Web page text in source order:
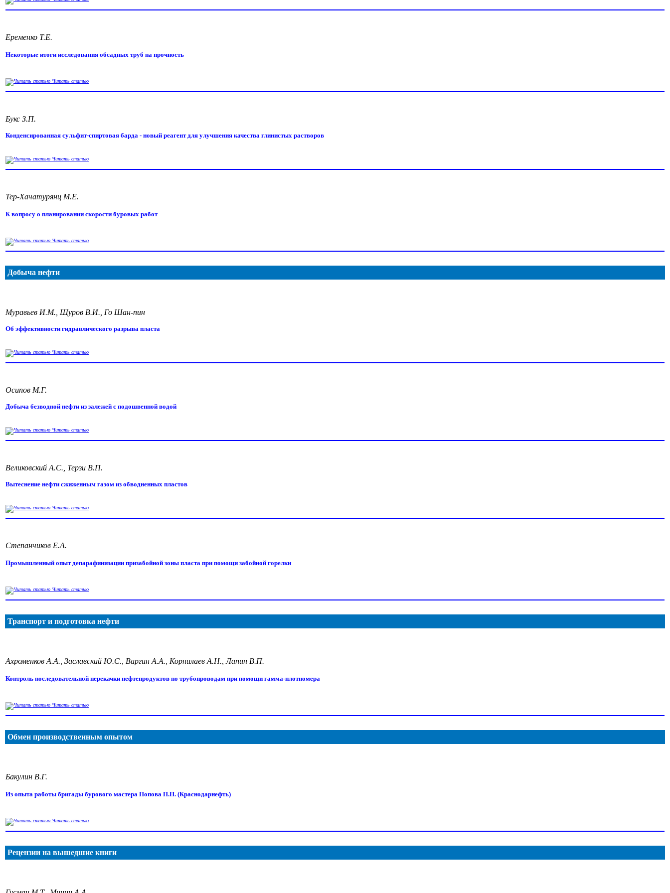
Еременко Т.Е.
Некоторые итоги исследования обсадных труб на прочность
Читать статью
Букс З.П.
Конденсированная сульфит-спиртовая барда - новый реагент для улучшения качества глинистых растворов
Читать статью
Тер-Хачатурянц М.Е.
К вопросу о планировании скорости буровых работ
Читать статью
Добыча нефти
Муравьев И.М., Щуров В.И., Го Шан-пин
Об эффективности гидравлического разрыва пласта
Читать статью
Осипов М.Г.
Добыча безводной нефти из залежей с подошвенной водой
Читать статью
Великовский А.С., Терзи В.П.
Вытеснение нефти сжиженным газом из обводненных пластов
Читать статью
Степанчиков Е.А.
Промышленный опыт депарафинизации призабойной зоны пласта при помощи забойной горелки
Читать статью
Транспорт и подготовка нефти
Ахроменков А.А., Заславский Ю.С., Варгин А.А., Корнилаев А.Н., Лапин В.П.
Контроль последовательной перекачки нефтепродуктов по трубопроводам при помощи гамма-плотномера
Читать статью
Обмен производственным опытом
Бакулин В.Г.
Из опыта работы бригады бурового мастера Попова П.П. (Краснодарнефть)
Читать статью
Рецензии на вышедшие книги